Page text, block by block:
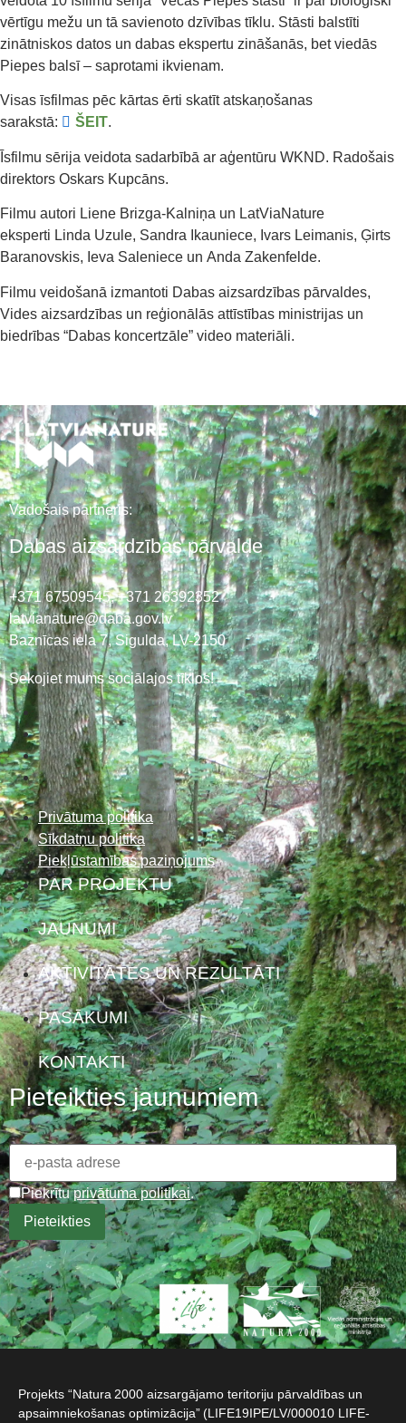
vērtīgu mežu un tā savienoto dzīvības tīklu. Stāsti balstīti
zinātniskos datos un dabas ekspertu zināšanās, bet viedās
Piepes balsī – saprotami ikvienam.
Visas īsfilmas pēc kārtas ērti skatīt atskaņošanas
sarakstā:
ŠEIT.
Īsfilmu sērija veidota sadarbībā ar aģentūru WKND. Radošais
direktors Oskars Kupcāns.
Filmu autori Liene Brizga-Kalniņa un LatViaNature
eksperti Linda Uzule, Sandra Ikauniece, Ivars Leimanis, Ģirts
Baranovskis, Ieva Saleniece un Anda Zakenfelde.
Filmu veidošanā izmantoti Dabas aizsardzības pārvaldes,
Vides aizsardzības un reģionālās attīstības ministrijas un
biedrības “Dabas koncertzāle” video materiāli.
Vadošais partneris:
Dabas aizsardzības pārvalde
+371 67509545,+371 26392352
latvianature@daba.gov.lv
Baznīcas iela 7, Sigulda, LV-2150
Sekojiet mums sociālajos tīklos!
Privātuma politika
Sīkdatņu politika
Piekļūstamības paziņojums
PAR PROJEKTU
JAUNUMI
AKTIVITĀTES UN REZULTĀTI
PASĀKUMI
KONTAKTI
Pieteikties jaunumiem
Piekrītuprivātuma politikai.
Projekts “Natura 2000 aizsargājamo teritoriju pārvaldības un
apsaimniekošanas optimizācija” (LIFE19IPE/LV/000010 LIFE-